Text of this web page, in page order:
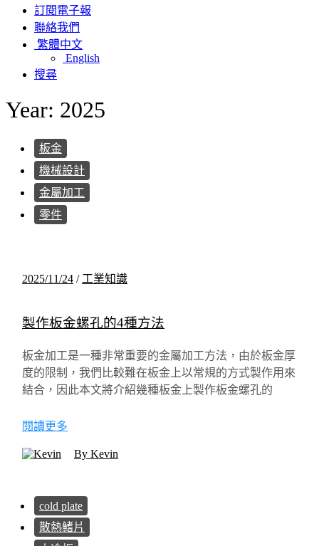
訂閱電子報
聯絡我們
繁體中文
English
搜尋
Year: 2025
板金
機械設計
金屬加工
零件
2025/11/24 / 工業知識
製作板金螺孔的4種方法
板金加工是一種非常重要的金屬加工方法，由於板金厚
度的限制，我們比較難在板金上以常規的方式製作用來
結合，因此本文將介紹幾種板金上製作板金螺孔的
閱讀更多
By Kevin
cold plate
散熱鰭片